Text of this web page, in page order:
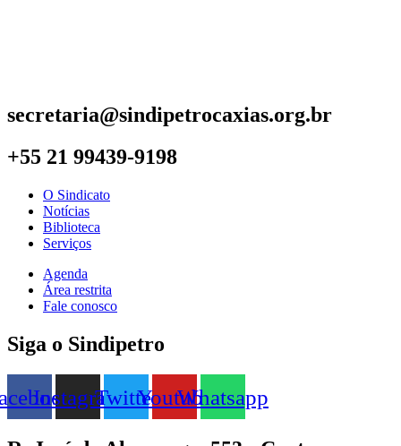
secretaria@sindipetrocaxias.org.br
+55 21 99439-9198
O Sindicato
Notícias
Biblioteca
Serviços
Agenda
Área restrita
Fale conosco
Siga o Sindipetro
InstagramTwitterYoutubeWhatsapp